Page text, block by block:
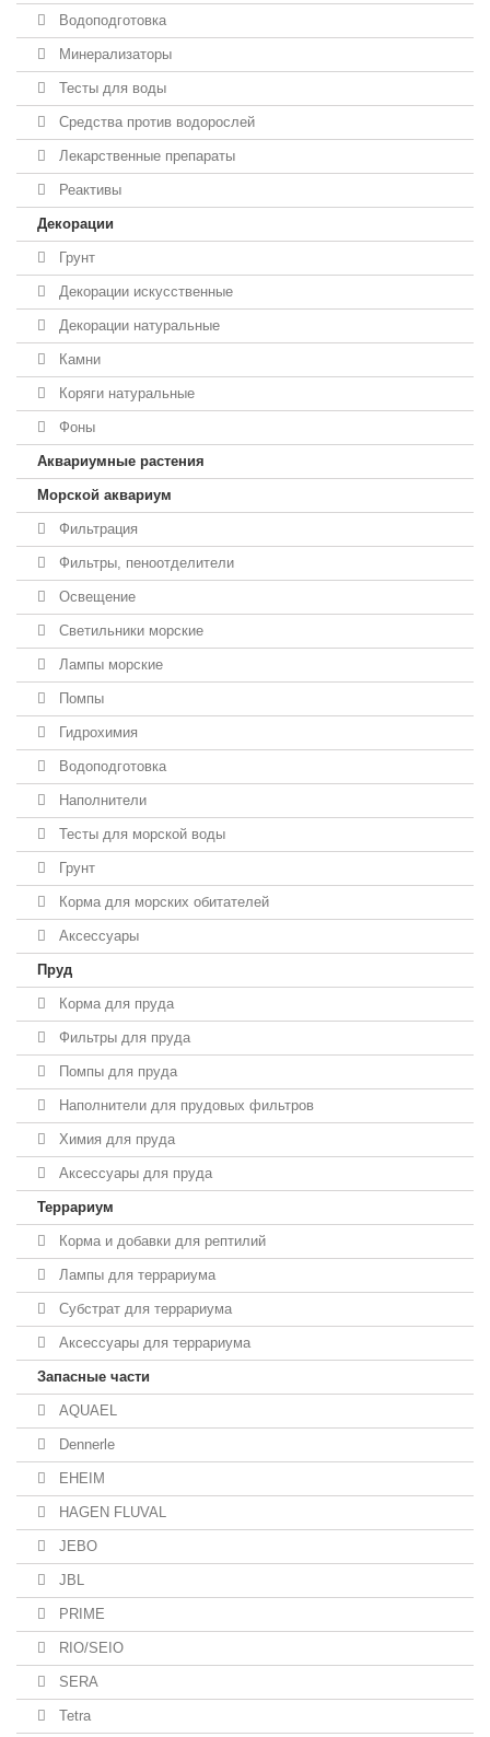
Водоподготовка
Минерализаторы
Тесты для воды
Средства против водорослей
Лекарственные препараты
Реактивы
Декорации
Грунт
Декорации искусственные
Декорации натуральные
Камни
Коряги натуральные
Фоны
Аквариумные растения
Морской аквариум
Фильтрация
Фильтры, пеноотделители
Освещение
Светильники морские
Лампы морские
Помпы
Гидрохимия
Водоподготовка
Наполнители
Тесты для морской воды
Грунт
Корма для морских обитателей
Аксессуары
Пруд
Корма для пруда
Фильтры для пруда
Помпы для пруда
Наполнители для прудовых фильтров
Химия для пруда
Аксессуары для пруда
Террариум
Корма и добавки для рептилий
Лампы для террариума
Субстрат для террариума
Аксессуары для террариума
Запасные части
AQUAEL
Dennerle
EHEIM
HAGEN FLUVAL
JEBO
JBL
PRIME
RIO/SEIO
SERA
Tetra